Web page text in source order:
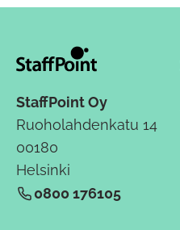
StaffPoint Oy
Ruoholahdenkatu 14
00180
Helsinki
0800 176105